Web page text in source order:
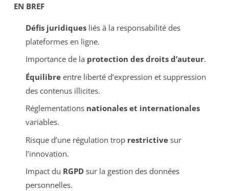
EN BREF
Défis juridiquesliés à la responsabilité des
plateformes en ligne.
Importance de la protection des droits d’auteur.
Équilibreentre liberté d’expression et suppression
des contenus illicites.
Réglementations nationales et internationales
variables.
Risque d’une régulation trop restrictivesur
l’innovation.
Impact du RGPDsur la gestion des données
personnelles.